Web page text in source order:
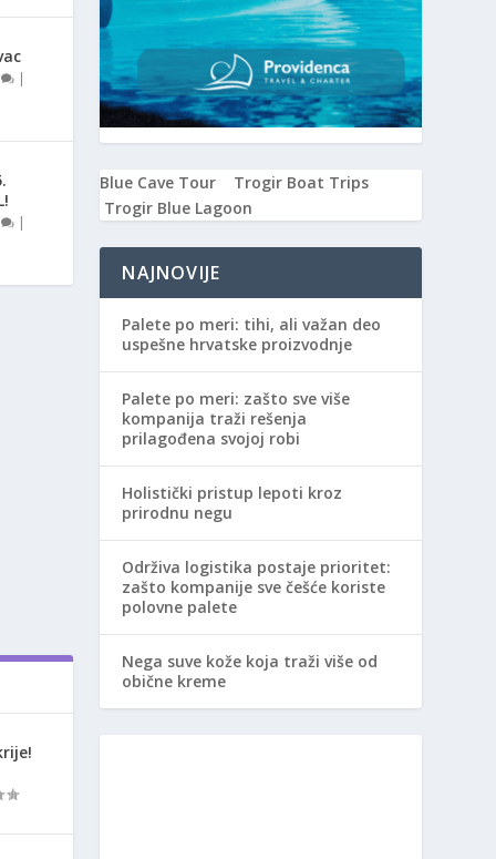
|
|
Blue Cave Tour
Trogir Boat Trips
Trogir Blue Lagoon
NAJNOVIJE
Palete po meri: tihi, ali važan deo
uspešne hrvatske proizvodnje
Palete po meri: zašto sve više
kompanija traži rešenja
prilagođena svojoj robi
Holistički pristup lepoti kroz
prirodnu negu
Održiva logistika postaje prioritet:
zašto kompanije sve češće koriste
polovne palete
Nega suve kože koja traži više od
obične kreme